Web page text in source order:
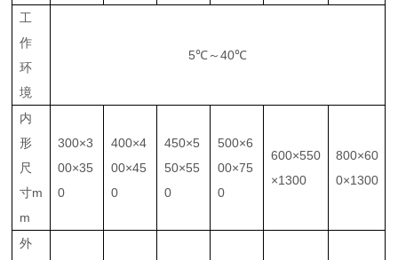
工
作
环
境
5℃～40℃
内
形
尺
寸m
m
300×3
00×35
0
400×4
00×45
0
450×5
50×55
0
500×6
00×75
0
600×550
×1300
800×60
0×1300
外